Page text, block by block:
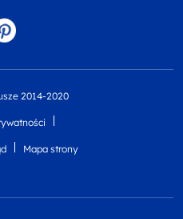
Pinterest
2014-2020
Mapa strony